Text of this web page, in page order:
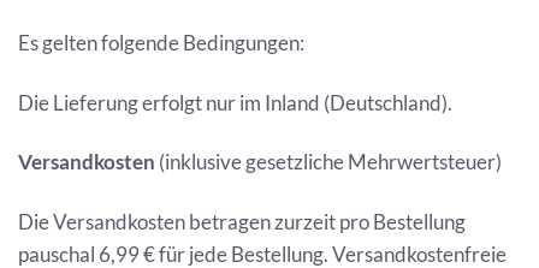
Es gelten folgende Bedingungen:
Die Lieferung erfolgt nur im Inland (Deutschland).
Versandkosten (inklusive gesetzliche Mehrwertsteuer)
Die Versandkosten betragen zurzeit pro Bestellung
pauschal 6,99 € für jede Bestellung. Versandkostenfreie